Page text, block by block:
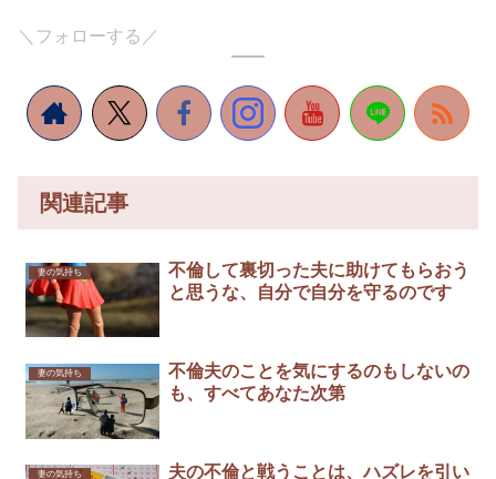
＼フォローする／
関連記事
妻の気持ち
不倫して裏切った夫に助けてもらおう
と思うな、自分で自分を守るのです
妻の気持ち
不倫夫のことを気にするのもしないの
も、すべてあなた次第
妻の気持ち
夫の不倫と戦うことは、ハズレを引い